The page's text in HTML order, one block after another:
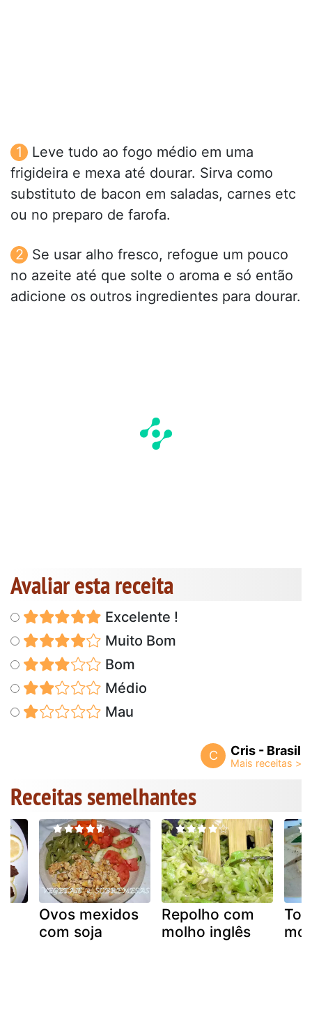
Leve tudo ao fogo médio em uma
frigideira e mexa até dourar. Sirva como
substituto de bacon em saladas, carnes etc
ou no preparo de farofa.
Se usar alho fresco, refogue um pouco
no azeite até que solte o aroma e só então
adicione os outros ingredientes para dourar.
Avaliar esta receita
Excelente !
Muito Bom
Bom
Médio
Mau
C Cris - Brasil
Receitas semelhantes
Ovos mexidos
com soja
Repolho com
molho inglês